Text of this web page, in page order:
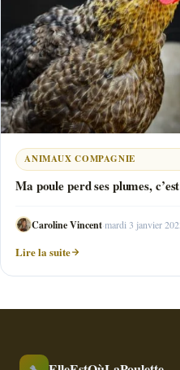
ANIMAUX COMPAGNIE
Ma poule perd ses plumes,
Caroline Vincent·mardi 3 janvier
Lire la suite